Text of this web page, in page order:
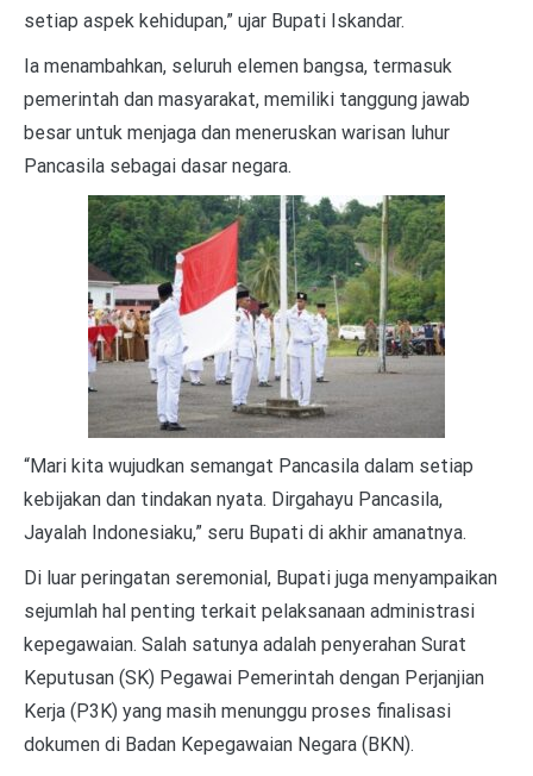
setiap aspek kehidupan,” ujar Bupati Iskandar.
Ia menambahkan, seluruh elemen bangsa, termasuk
pemerintah dan masyarakat, memiliki tanggung jawab
besar untuk menjaga dan meneruskan warisan luhur
Pancasila sebagai dasar negara.
“Mari kita wujudkan semangat Pancasila dalam setiap
kebijakan dan tindakan nyata. Dirgahayu Pancasila,
Jayalah Indonesiaku,” seru Bupati di akhir amanatnya.
Di luar peringatan seremonial, Bupati juga menyampaikan
sejumlah hal penting terkait pelaksanaan administrasi
kepegawaian. Salah satunya adalah penyerahan Surat
Keputusan (SK) Pegawai Pemerintah dengan Perjanjian
Kerja (P3K) yang masih menunggu proses finalisasi
dokumen di Badan Kepegawaian Negara (BKN).